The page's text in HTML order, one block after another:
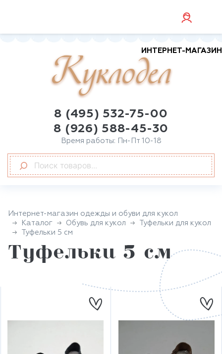
ИНТЕРНЕТ-МАГАЗИН
Куклодел
8 (495) 532-75-00
8 (926) 588-45-30
Время работы: Пн-Пт 10-18
Интернет-магазин одежды и обуви для кукол
Каталог
Обувь для кукол
Туфельки для кукол
Туфельки 5 см
Туфельки 5 см